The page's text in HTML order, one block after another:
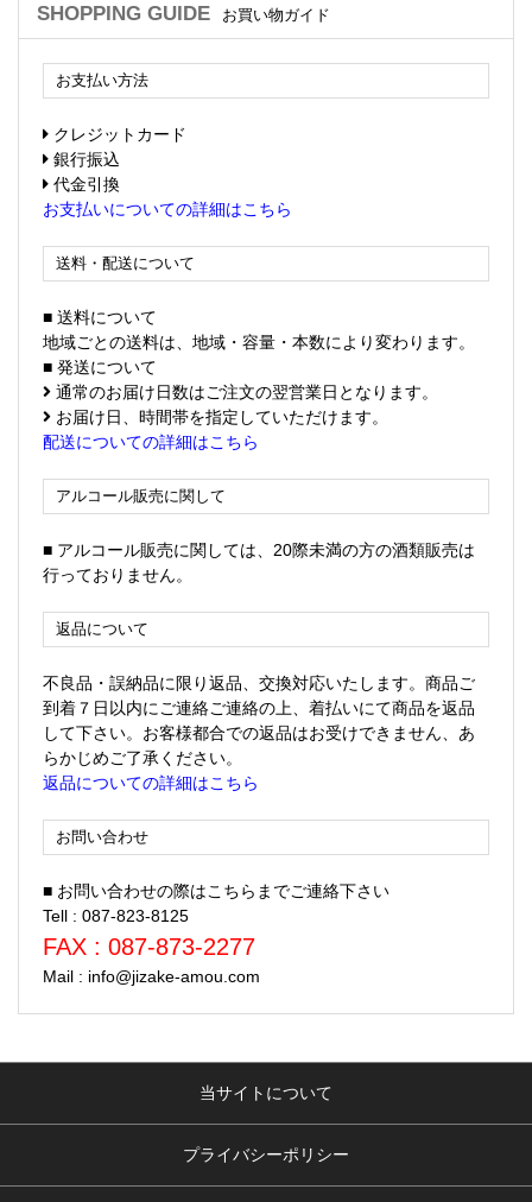
SHOPPING GUIDE お買い物ガイド
お支払い方法
クレジットカード
銀行振込
代金引換
お支払いについての詳細はこちら
送料・配送について
■ 送料について
地域ごとの送料は、地域・容量・本数により変わります。
■ 発送について
通常のお届け日数はご注文の翌営業日となります。
お届け日、時間帯を指定していただけます。
配送についての詳細はこちら
アルコール販売に関して
■ アルコール販売に関しては、20際未満の方の酒類販売は
行っておりません。
返品について
不良品・誤納品に限り返品、交換対応いたします。商品ご
到着７日以内にご連絡ご連絡の上、着払いにて商品を返品
して下さい。お客様都合での返品はお受けできません、あ
らかじめご了承ください。
返品についての詳細はこちら
お問い合わせ
■ お問い合わせの際はこちらまでご連絡下さい
Tell : 087-823-8125
FAX : 087-873-2277
Mail : info@jizake-amou.com
当サイトについて
プライバシーポリシー